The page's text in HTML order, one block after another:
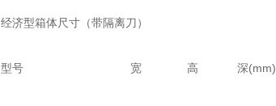
经济型箱体尺寸（带隔离刀）
型号 宽 高 深(mm)